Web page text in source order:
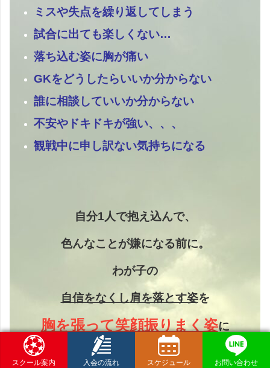
ミスや失点を繰り返してしまう
試合に出ても楽しくない…
落ち込む姿に胸が痛い
GKをどうしたらいいか分からない
誰に相談していいか分からない
不安やドキドキが強い、、、
観戦中に申し訳ない気持ちになる
自分1人で抱え込んで、
色んなことが嫌になる前に。
わが子の
自信をなくし肩を落とす姿を
胸を張って笑顔振りまく姿に
変えられるように。
スクール案内 入会の流れ スケジュール お問い合わせ